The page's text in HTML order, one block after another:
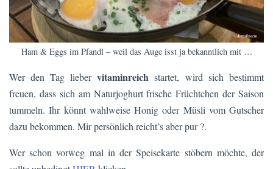
Ham & Eggs im Pfandl – weil das Auge isst ja bekanntlich mit …
Wer den Tag lieber vitaminreich startet, wird sich bestimmt
freuen, dass sich am Naturjoghurt frische Früchtchen der Saison
tummeln. Ihr könnt wahlweise Honig oder Müsli vom Gutscher
dazu bekommen. Mir persönlich reicht’s aber pur ?.
Wer schon vorweg mal in der Speisekarte stöbern möchte, der